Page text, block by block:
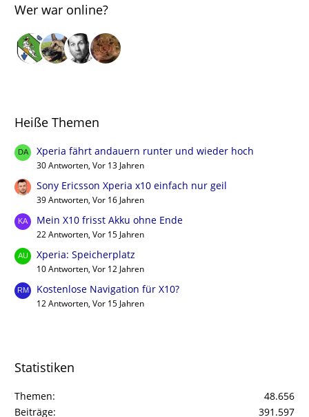
Wer war online?
Heiße Themen
Xperia fährt andauern runter und wieder hoch
30 Antworten, Vor 13 Jahren
Sony Ericsson Xperia x10 einfach nur geil
39 Antworten, Vor 16 Jahren
Mein X10 frisst Akku ohne Ende
22 Antworten, Vor 15 Jahren
Xperia: Speicherplatz
10 Antworten, Vor 12 Jahren
Kostenlose Navigation für X10?
12 Antworten, Vor 15 Jahren
Statistiken
Themen
48.656
Beiträge
391.597